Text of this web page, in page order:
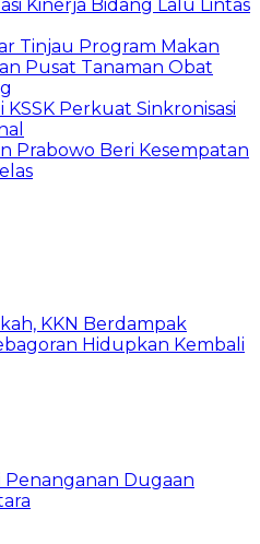
Kinerja Bidang Lalu Lintas
Tinjau Program Makan
Pusat Tanaman Obat
Perkuat Sinkronisasi
Prabowo Beri Kesempatan
KKN Berdampak
Hidupkan Kembali
Penanganan Dugaan